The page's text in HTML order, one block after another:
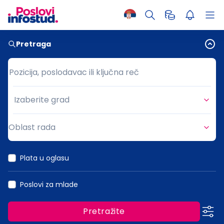
Pretraga
Pozicija, poslodavac ili ključna reč
Pozicija, poslodavac ili ključna reč
Grad
Izaberite grad
Oblast rada
Plata u oglasu
Poslovi za mlade
Pretražite